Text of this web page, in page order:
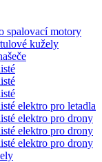
spalovací motory
kužely
elektro pro letadla
elektro pro drony
elektro pro drony
elektro pro drony